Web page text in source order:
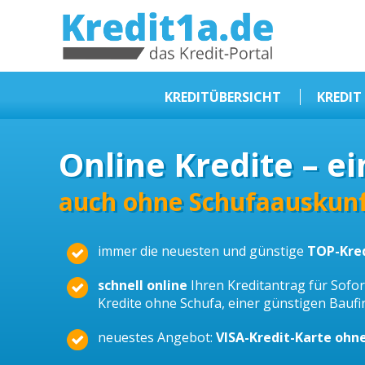
KREDIT1A.DE
KREDITÜBERSICHT
Kredit ohne Schufa
Baufinanzierungen
Selbstständige Kredit
Dispokredit
Beamtendarlehen
Kreditzusammenfassung
Online Kredite –
auch ohne
immer die neuesten und günstige TOP-
schnell online Ihren Kreditantrag für
Kredite ohne Schufa, einer günstigen
neuestes Angebot: VISA-Kredit-Karte